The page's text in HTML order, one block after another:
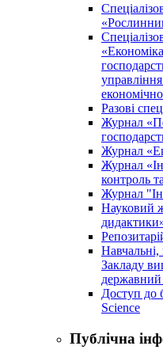
Разові
Журнал
Журнал
Журнал
контроль
Журнал
Науковий
Навчальні,
Закладу
державний
Доступ до
Science
Публічна